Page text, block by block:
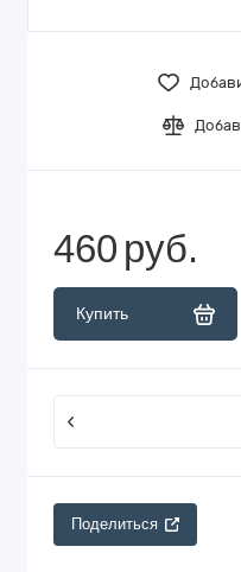
460 руб.
Купить
Поделиться